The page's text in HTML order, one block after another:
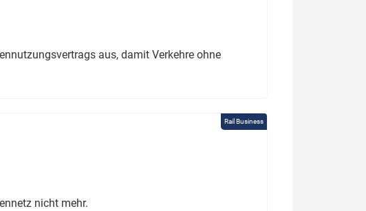
aus, damit Verkehre ohne
Rail Business
nicht mehr.